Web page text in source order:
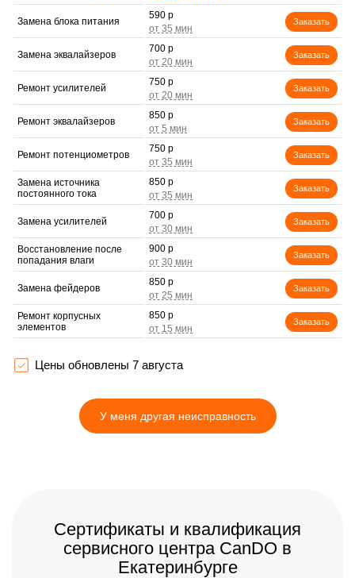
Замена блока питания
590 р
Заказать
Замена эквалайзеров
700 р
Заказать
Ремонт усилителей
750 р
Заказать
Ремонт эквалайзеров
850 р
Заказать
Ремонт потенциометров
750 р
Заказать
Замена источника
постоянного тока
850 р
Заказать
Замена усилителей
700 р
Заказать
Восстановление после
попадания влаги
900 р
Заказать
Замена фейдеров
850 р
Заказать
Ремонт корпусных
элементов
850 р
Заказать
Цены обновлены 7 августа
У меня другая неисправность
Сертификаты и квалификация
сервисного центра CanDO в
Екатеринбурге